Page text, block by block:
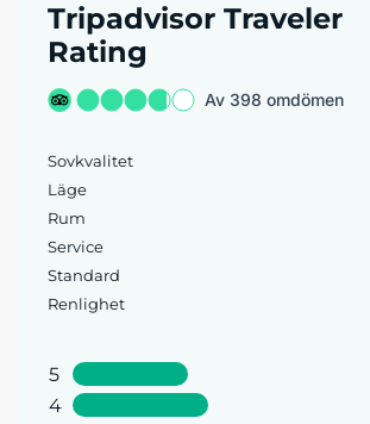
Tripadvisor Traveler
Rating
Av 398 omdömen
Sovkvalitet
Läge
Rum
Service
Standard
Renlighet
5
4